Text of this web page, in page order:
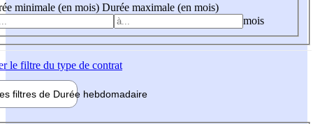
minimale (en mois) Durée maximale (en mois)
mois
le filtre du type de contrat
filtres de Durée hebdomadaire